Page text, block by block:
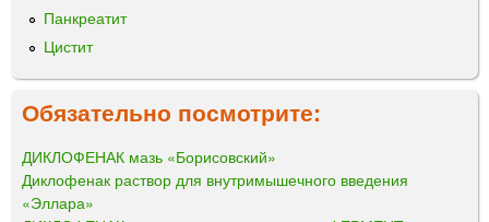
Панкреатит
Цистит
Обязательно посмотрите:
ДИКЛОФЕНАК мазь «Борисовский»
Диклофенак раствор для внутримышечного введения
«Эллара»